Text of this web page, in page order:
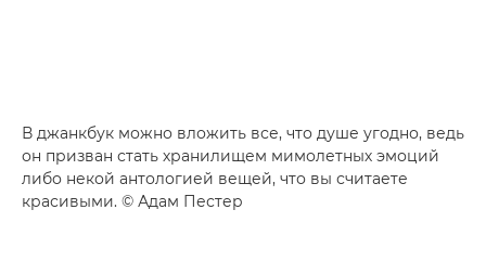
В джанкбук можно вложить все, что душе угодно, ведь
он призван стать хранилищем мимолетных эмоций
либо некой антологией вещей, что вы считаете
красивыми. © Адам Пестер